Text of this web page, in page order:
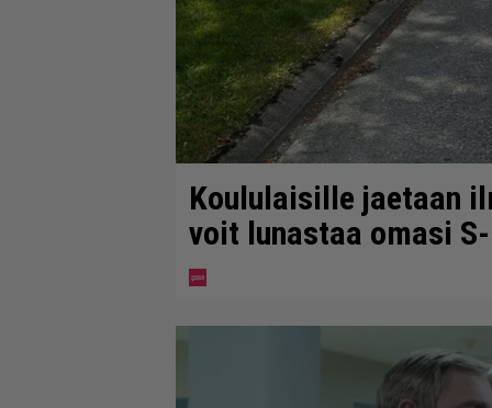
Koululaisille jaetaan
voit lunastaa omasi